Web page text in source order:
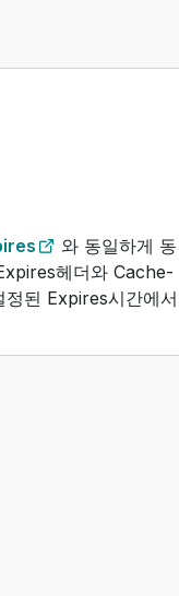
와 동일하게 동
헤더와 Cache-
된 Expires시간에서